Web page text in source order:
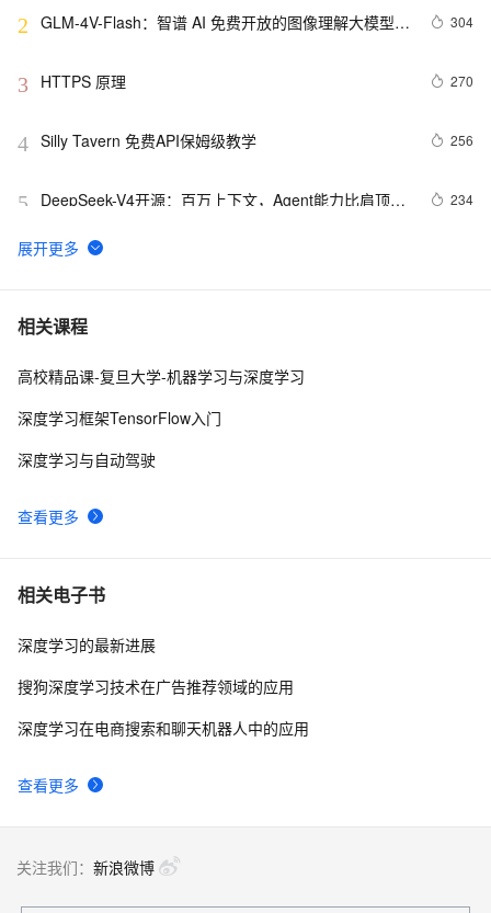
2 GLM-4V-Flash：智谱 AI 免费开放的图像理解大模型
304
3 HTTPS 原理 270
4 Silly Tavern 免费API保姆级教学 256
5
DeepSeek-V4开源：百万上下文，Agent能力比肩顶级
234
6 阿里云产品七月刊来啦
7 Dropout的深入理解（基础介绍、模型描述、原理深
8 2026 上半年智能体AI Agent趋势报告 GitHub、PH、
开源基于 MNN-LLM 框架开发的手机 AI 助手应用
型，视觉与听觉融合的突破！
相关课程
查看更多
高校精品课-复旦大学-机器学习与深度学习
深度学习框架TensorFlow入门
深度学习与自动驾驶
相关电子书
查看更多
深度学习的最新进展
搜狗深度学习技术在广告推荐领域的应用
深度学习在电商搜索和聊天机器人中的应用
关注我们： 新浪微博